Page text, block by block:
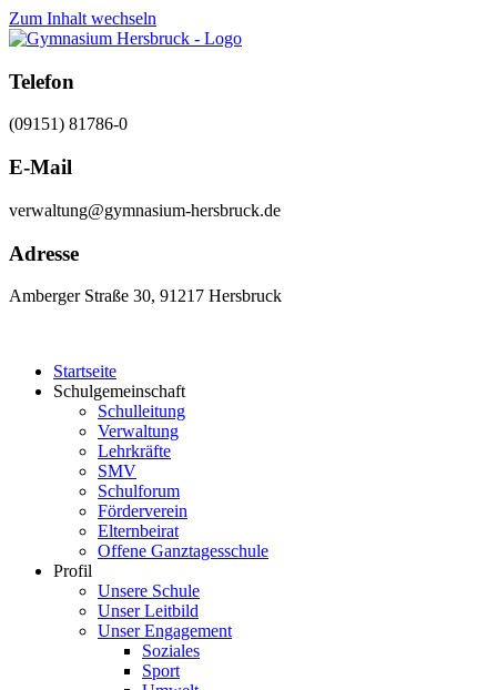
Zum Inhalt wechseln
Telefon
(09151) 81786-0
E-Mail
verwaltung@gymnasium-hersbruck.de
Adresse
Amberger Straße 30, 91217 Hersbruck
Startseite
Schulgemeinschaft
Schulleitung
Verwaltung
Lehrkräfte
SMV
Schulforum
Förderverein
Elternbeirat
Offene Ganztagesschule
Profil
Unsere Schule
Unser Leitbild
Unser Engagement
Soziales
Sport